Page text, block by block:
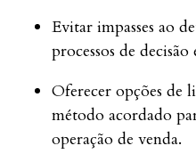
Evitar impasses ao
processos de
Oferecer opções de
método acordado
operação de venda.